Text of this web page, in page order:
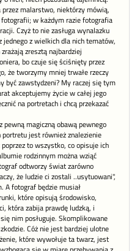
przez malarstwo, niektórzy mówią,
w każdym razie fotografia
Czyż to nie zasługa wynalazku
z wielkich dla nich tematów,
zresztą najbardziej
bo czuje się ściśnięty przez
że tworzymy mniej trwałe rzeczy
być zawstydzeni? My raczej się tym
akceptujemy życie w całej jego
na portretach i chcą przekazać
pewną magiczną obawą pewnego
portretu jest również znalezienie
to wszystko, co opisuje ich
rodzinnym można wziąć
odtworzy świat zarówno
że ludzie ci zostali ..usytuowani",
fotograf będzie musiał
które opisują środowisko,
która zabija prawdę ludzką, i
nim posługuje. Skomplikowane
Cóż nie jest bardziej ulotne
które wywołuje ta twarz, jest